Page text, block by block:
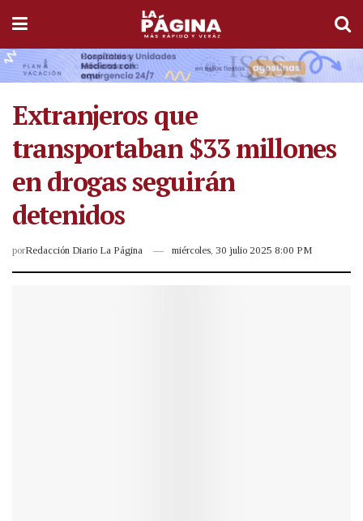
Extranjeros que
transportaban $33 millones
en drogas seguirán
detenidos
porRedacción Diario La Página miércoles, 30 julio 2025 8:00 PM